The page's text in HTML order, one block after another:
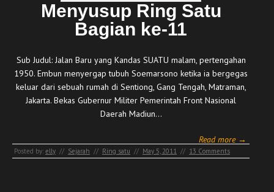
Menyusup Ring Satu
Bagian ke-11
Sub Judul: Jalan Baru yang Kandas SUATU malam, pertengahan
1950. Embun menyergap tubuh Soemarsono ketika ia bergegas
keluar dari sebuah rumah di Sentiong, Gang Tengah, Matraman,
Jakarta. Bekas Gubernur Militer Pemerintah Front Nasional
Daerah Madiun…
Read more →
Posted by: elly // Sejarah // Ring satu // May 5, 2011 // 13 Comments